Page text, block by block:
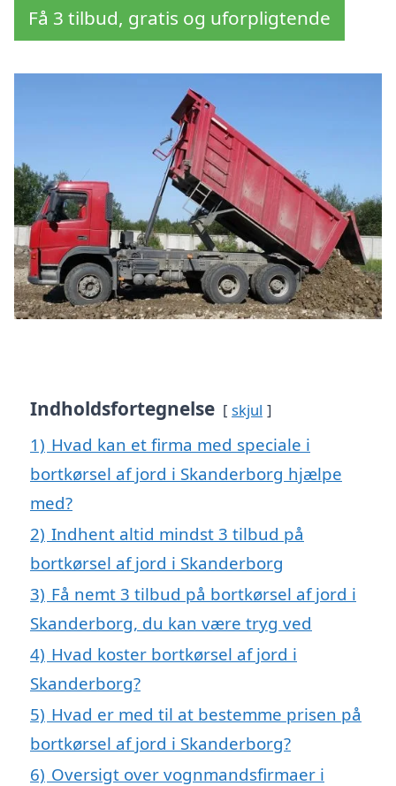
Få 3 tilbud, gratis og uforpligtende
Indholdsfortegnelse skjul
1) Hvad kan et firma med speciale i
bortkørsel af jord i Skanderborg hjælpe
med?
2) Indhent altid mindst 3 tilbud på
bortkørsel af jord i Skanderborg
3) Få nemt 3 tilbud på bortkørsel af jord i
Skanderborg, du kan være tryg ved
4) Hvad koster bortkørsel af jord i
Skanderborg?
5) Hvad er med til at bestemme prisen på
bortkørsel af jord i Skanderborg?
6) Oversigt over vognmandsfirmaer i